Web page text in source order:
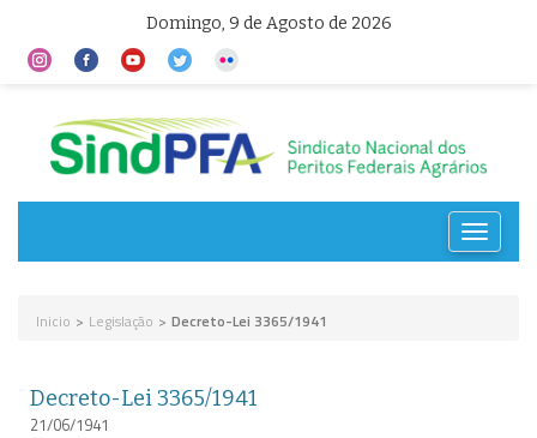
Domingo, 9 de Agosto de 2026
Toggle
Inicio > Legislação > Decreto-Lei 3365/1941
Decreto-Lei 3365/1941
21/06/1941